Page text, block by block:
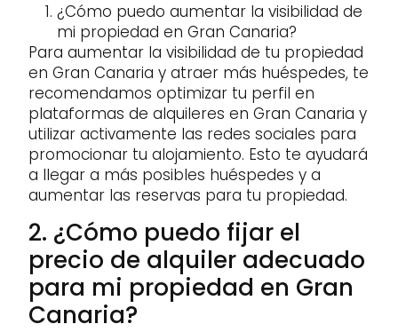
¿Cómo puedo aumentar la visibilidad de
mi propiedad en Gran Canaria?
Para aumentar la visibilidad de tu propiedad
en Gran Canaria y atraer más huéspedes, te
recomendamos optimizar tu perfil en
plataformas de alquileres en Gran Canaria y
utilizar activamente las redes sociales para
promocionar tu alojamiento. Esto te ayudará
a llegar a más posibles huéspedes y a
aumentar las reservas para tu propiedad.
2. ¿Cómo puedo fijar el
precio de alquiler adecuado
para mi propiedad en Gran
Canaria?